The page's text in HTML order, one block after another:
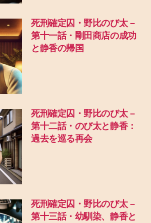
死刑確定囚・野比のび太 –
第十一話・剛田商店の成功
と静香の帰国
死刑確定囚・野比のび太 –
第十二話・のび太と静香：
過去を巡る再会
死刑確定囚・野比のび太 –
第十三話・幼馴染、静香と